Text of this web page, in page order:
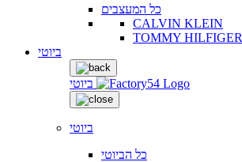
כל המעצבים
CALVIN KLEIN
TOMMY HILFIGER
ביוטי
ביוטי
ביוטי
כל הביוטי